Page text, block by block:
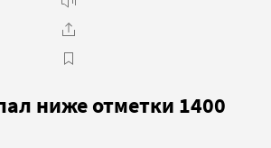
ниже отметки 1400